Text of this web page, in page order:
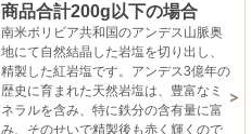
商品合計200g以下の場合
南米ボリビア共和国のアンデス山脈奥
地にて自然結晶した岩塩を切り出し、
精製した紅岩塩です。アンデス3億年の
歴史に育まれた天然岩塩は、豊富なミ
ネラルを含み、特に鉄分の含有量に富
み、そのせいで精製後も赤く輝くので